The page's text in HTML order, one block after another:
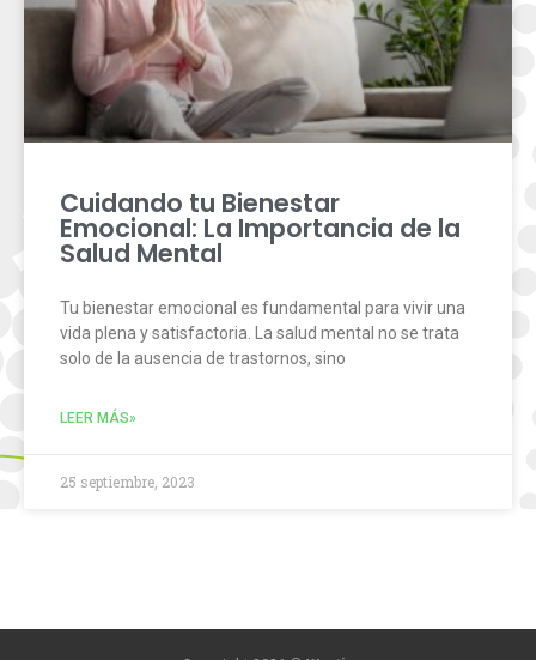
Cuidando tu Bienestar
Emocional: La Importancia de la
Salud Mental
Tu bienestar emocional es fundamental para vivir una
vida plena y satisfactoria. La salud mental no se trata
solo de la ausencia de trastornos, sino
LEER MÁS»
25 septiembre, 2023